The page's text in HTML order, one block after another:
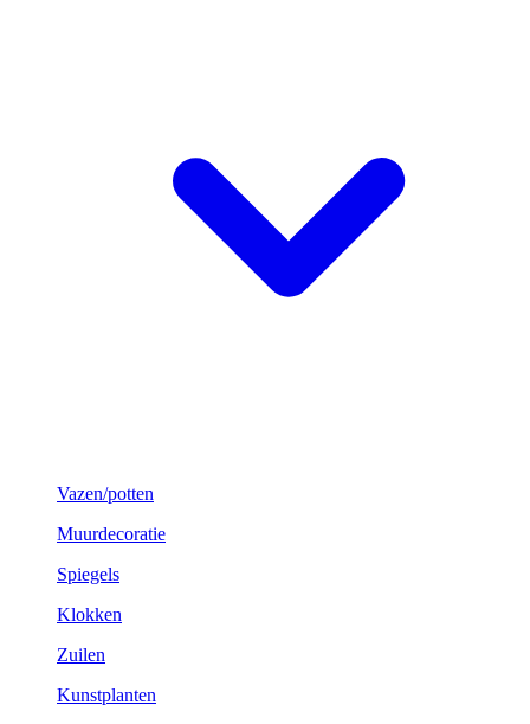
Vazen/potten
Muurdecoratie
Spiegels
Klokken
Zuilen
Kunstplanten